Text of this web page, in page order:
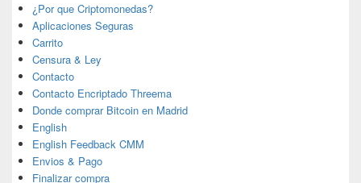
¿Por que Criptomonedas?
Aplicaciones Seguras
Carrito
Censura & Ley
Contacto
Contacto Encriptado Threema
Donde comprar Bitcoin en Madrid
English
English Feedback CMM
Envios & Pago
Finalizar compra